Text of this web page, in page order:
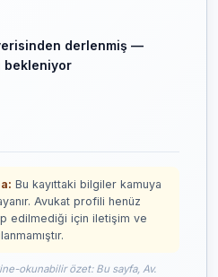
derlenmiş —
bekleniyor
Bu kayıttaki bilgiler kamuya
Avukat profili henüz
edilmediği için iletişim ve
okunabilir özet: Bu sayfa, Av.